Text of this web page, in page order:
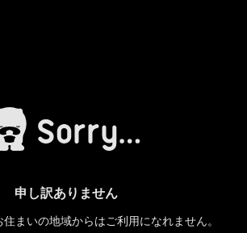
申し訳ありません
まいの地域からはご利用になれません。